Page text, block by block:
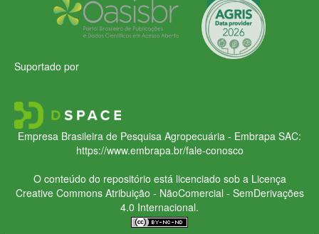
Suportado por
Empresa Brasileira de Pesquisa Agropecuária - Embrapa SAC:
https://www.embrapa.br/fale-conosco
O conteúdo do repositório está licenciado sob a Licença
Creative CommonsAtribuição - NãoComercial - SemDerivações
4.0 Internacional.